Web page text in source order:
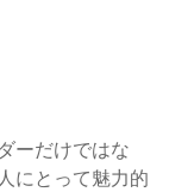
ーだけではな
にとって魅力的